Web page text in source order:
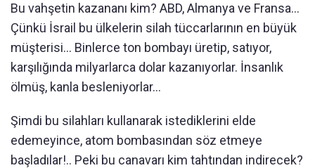
Bu vahşetin kazananı kim? ABD, Almanya ve Fransa...
Çünkü İsrail bu ülkelerin silah tüccarlarının en büyük
müşterisi... Binlerce ton bombayı üretip, satıyor,
karşılığında milyarlarca dolar kazanıyorlar. İnsanlık
ölmüş, kanla besleniyorlar...
Şimdi bu silahları kullanarak istediklerini elde
edemeyince, atom bombasından söz etmeye
başladılar!.. Peki bu canavarı kim tahtından indirecek?